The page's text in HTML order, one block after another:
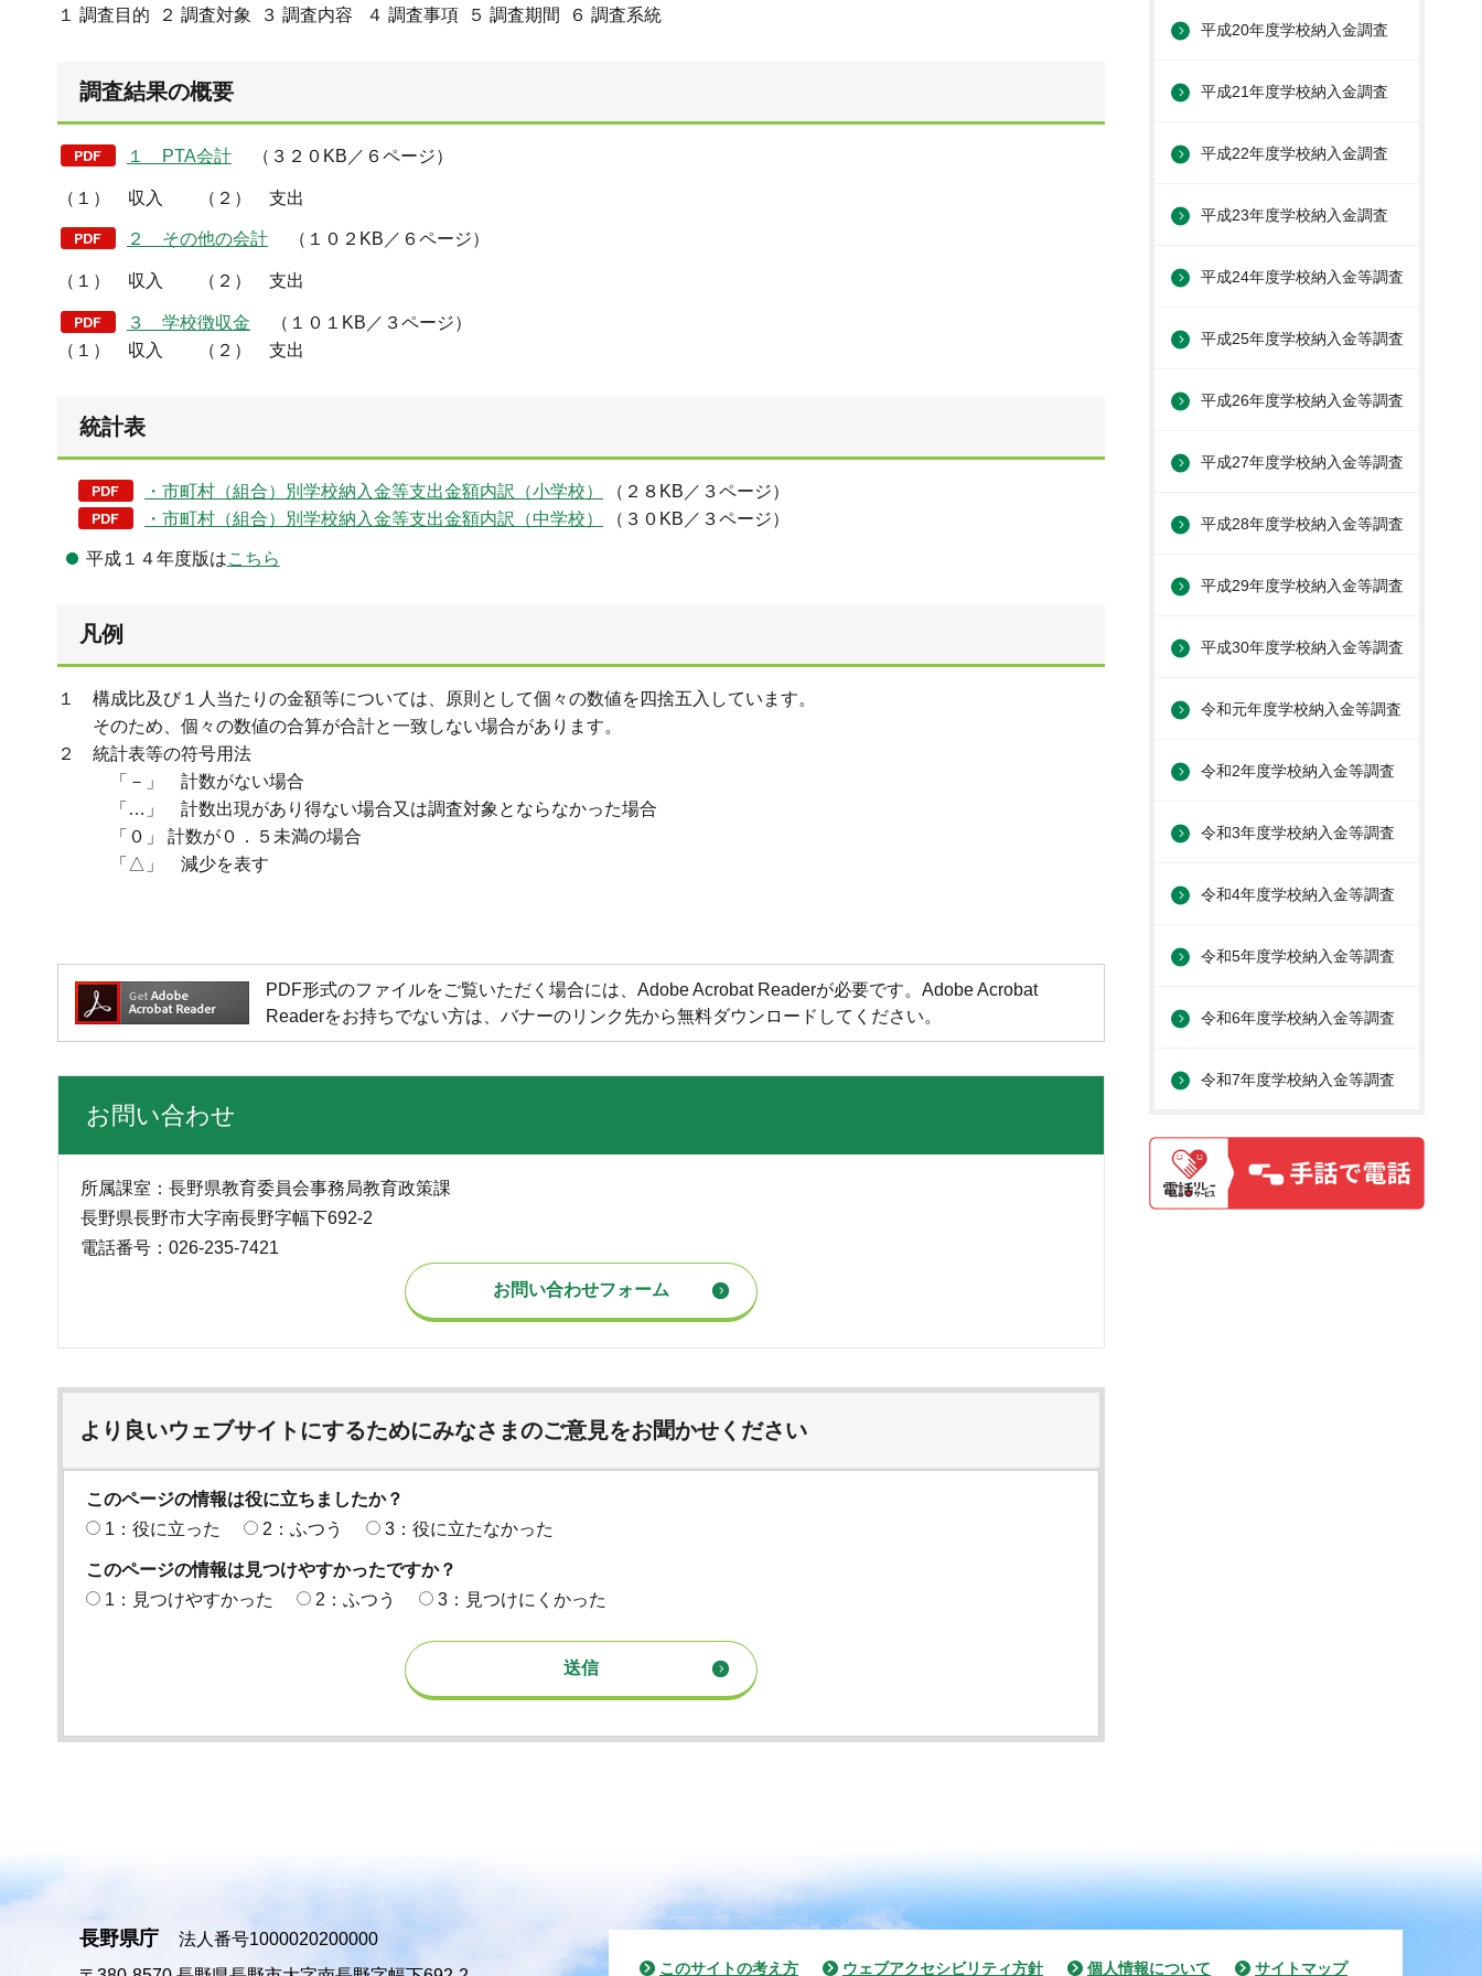
１ 調査目的 ２ 調査対象 ３ 調査内容 ４ 調査事項 ５ 調査期間 ６ 調査系統
調査結果の概要
１ PTA会計 （３２０KB／６ページ）
（１） 収入 （２） 支出
２ その他の会計 （１０２KB／６ページ）
（１） 収入 （２） 支出
３ 学校徴収金
（１０１KB／３ページ）
（１） 収入 （２） 支出
統計表
・市町村（組合）別学校納入金等支出金額内訳（小学校）
（２８KB／３ページ）
・市町村（組合）別学校納入金等支出金額内訳（中学校）
（３０KB／３ページ）
平成１４年度版はこちら
凡例
１ 構成比及び１人当たりの金額等については、原則として個々の数値を四捨五入しています。
そのため、個々の数値の合算が合計と一致しない場合があります。
２ 統計表等の符号用法
「－」 計数がない場合
「…」 計数出現があり得ない場合又は調査対象とならなかった場合
「０」 計数が０．５未満の場合
「△」 減少を表す
PDF形式のファイルをご覧いただく場合には、Adobe Acrobat Readerが必要です。Adobe Acrobat
Readerをお持ちでない方は、バナーのリンク先から無料ダウンロードしてください。
お問い合わせ
所属課室：長野県教育委員会事務局教育政策課
長野県長野市大字南長野字幅下692-2
電話番号：026-235-7421
より良いウェブサイトにするためにみなさまのご意見をお聞かせください
このページの情報は役に立ちましたか？
1：役に立った
2：ふつう 3：役に立たなかった
このページの情報は見つけやすかったですか？
1：見つけやすかった
2：ふつう 3：見つけにくかった
平成20年度学校納入金調査
平成21年度学校納入金調査
平成22年度学校納入金調査
平成23年度学校納入金調査
平成24年度学校納入金等調査
平成25年度学校納入金等調査
平成26年度学校納入金等調査
平成27年度学校納入金等調査
平成28年度学校納入金等調査
平成29年度学校納入金等調査
平成30年度学校納入金等調査
令和元年度学校納入金等調査
令和2年度学校納入金等調査
令和3年度学校納入金等調査
令和4年度学校納入金等調査
令和5年度学校納入金等調査
令和6年度学校納入金等調査
令和7年度学校納入金等調査
長野県庁
法人番号1000020200000
このサイトの考え方 ウェブアクセシビリティ方針 個人情報について サイトマップ